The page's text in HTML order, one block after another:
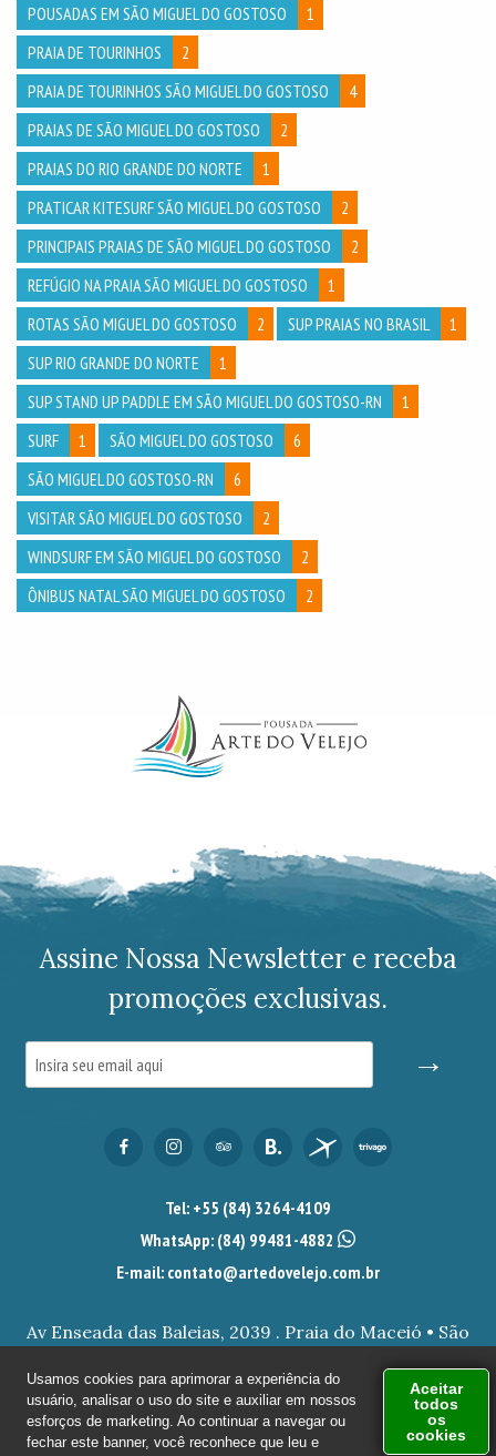
POUSADAS EM SÃO MIGUEL DO GOSTOSO
1
PRAIA DE TOURINHOS
2
PRAIA DE TOURINHOS SÃO MIGUEL DO GOSTOSO
4
PRAIAS DE SÃO MIGUEL DO GOSTOSO
2
PRAIAS DO RIO GRANDE DO NORTE
1
PRATICAR KITESURF SÃO MIGUEL DO GOSTOSO
2
PRINCIPAIS PRAIAS DE SÃO MIGUEL DO GOSTOSO
2
REFÚGIO NA PRAIA SÃO MIGUEL DO GOSTOSO
1
ROTAS SÃO MIGUEL DO GOSTOSO
2 SUP PRAIAS NO BRASIL
1
SUP RIO GRANDE DO NORTE
1
SUP STAND UP PADDLE EM SÃO MIGUEL DO GOSTOSO-RN
1
SURF
1 SÃO MIGUEL DO GOSTOSO
6
SÃO MIGUEL DO GOSTOSO-RN
6
VISITAR SÃO MIGUEL DO GOSTOSO
2
WINDSURF EM SÃO MIGUEL DO GOSTOSO
2
ÔNIBUS NATAL SÃO MIGUEL DO GOSTOSO
2
Assine Nossa Newsletter e receba
promoções exclusivas.
→
Tel: +55 (84) 3264-4109
WhatsApp: (84) 99481-4882
E-mail: contato@artedovelejo.com.br
Av Enseada das Baleias, 2039 . Praia do Maceió • São
© 2026 ARTE DO VELEJO - POUSADA EM SÃO MIGUEL DO
GOSTOSO - PRAIA DO MACEIÓ TODOS OS DIREITOS RESERVADOS |
Usamos cookies para aprimorar a experiência do
usuário, analisar o uso do site e auxiliar em nossos
esforços de marketing. Ao continuar a navegar ou
fechar este banner, você reconhece que leu e
Aceitar
todos
os
cookies